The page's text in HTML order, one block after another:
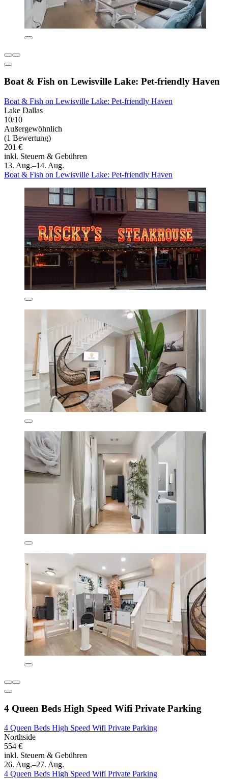
Boat & Fish on Lewisville Lake: Pet-friendly Haven
Boat & Fish on Lewisville Lake: Pet-friendly Haven
Lake Dallas
10/10
Außergewöhnlich
(1 Bewertung)
201 €
inkl. Steuern & Gebühren
13. Aug.–14. Aug.
Boat & Fish on Lewisville Lake: Pet-friendly Haven
4 Queen Beds High Speed Wifi Private Parking
4 Queen Beds High Speed Wifi Private Parking
Northside
554 €
inkl. Steuern & Gebühren
26. Aug.–27. Aug.
4 Queen Beds High Speed Wifi Private Parking